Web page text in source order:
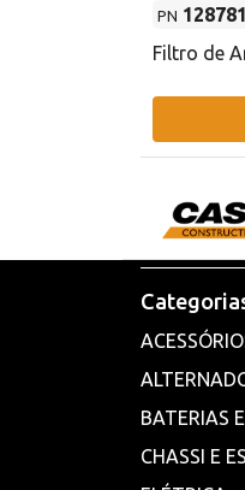
PN
Filtro de
BATERIAS
CHASSI E